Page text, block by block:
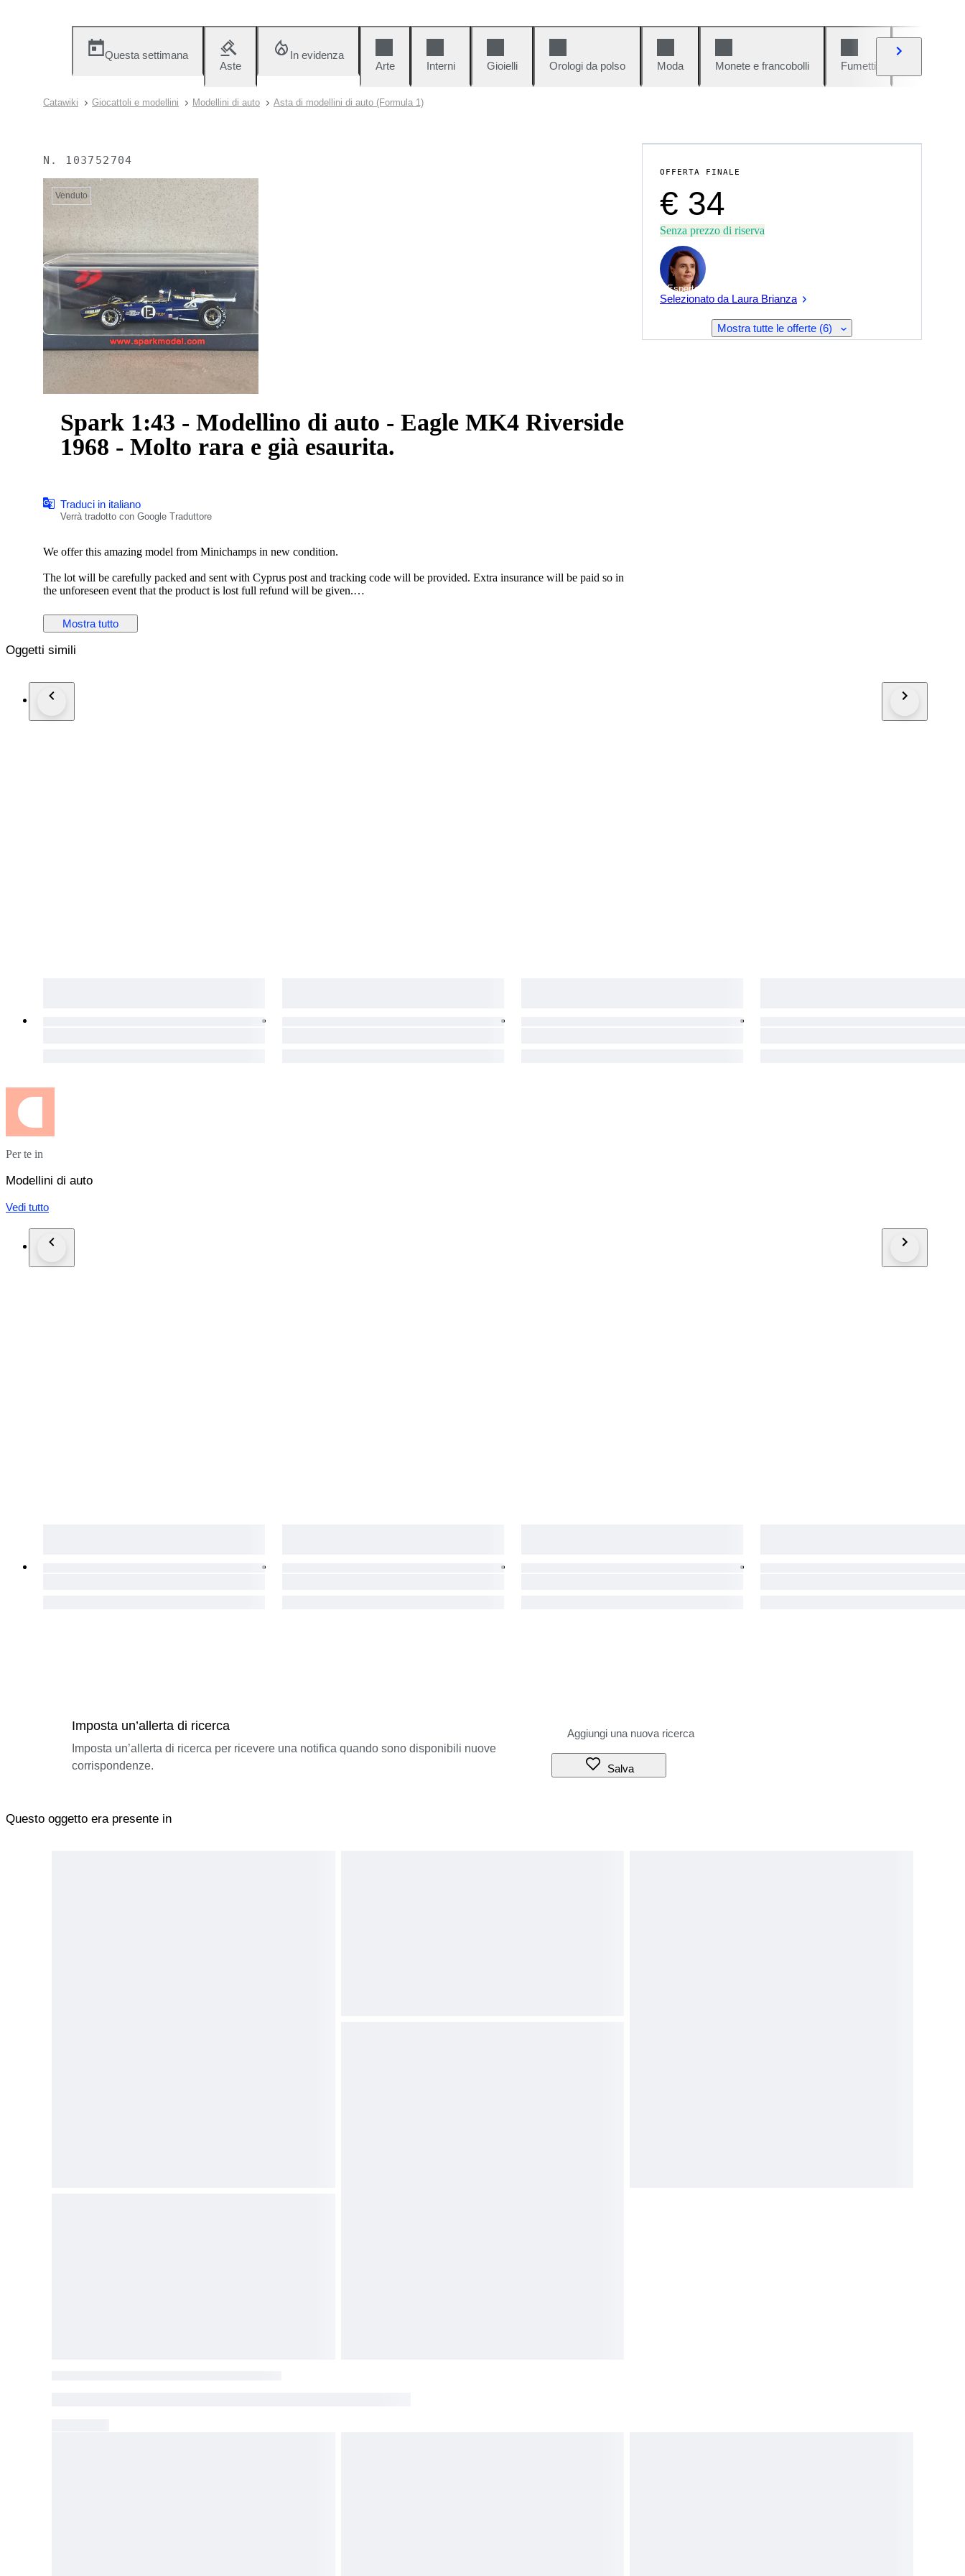
Questa settimana
Aste
In evidenza
Arte
Interni Gioielli Orologi da polso Moda Monete e francobolli Fumetti
Catawiki Giocattoli e modellini Modellini di auto Asta di modellini di auto (Formula 1)
N. 103752704
Venduto
Spark 1:43 - Modellino di auto - Eagle MK4 Riverside
1968 - Molto rara e già esaurita.
Traduci in italiano
Verrà tradotto con Google Traduttore
We offer this amazing model from Minichamps in new condition.
The lot will be carefully packed and sent with Cyprus post and tracking code will be provided. Extra insurance will be paid so in
the unforeseen event that the product is lost full refund will be given.
Have a nice bidding.
Mostra tutto
OFFERTA FINALE
€ 34
Senza prezzo di riserva
Esperto
Selezionato da Laura Brianza
Mostra tutte le offerte (6)
Oggetti simili
Per te in
Modellini di auto
Vedi tutto
Imposta un’allerta di ricerca
Imposta un’allerta di ricerca per ricevere una notifica quando sono disponibili nuove
corrispondenze.
Salva
Questo oggetto era presente in